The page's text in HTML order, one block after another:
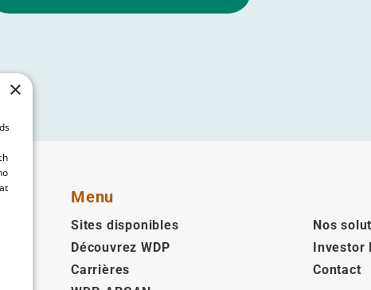
Menu
Sites disponibles
Nos
Découvrez WDP
Investor
Carrières
Contact
×